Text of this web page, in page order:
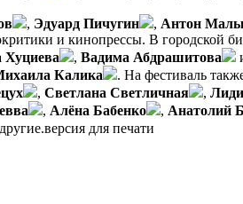
, Эдуард Пичугин , Антон
и кинопрессы. В городской
, Вадима Абдрашитова
Калика . На фестиваль
, Светлана Светличная ,
, Алёна Бабенко , Анатолий
для печати